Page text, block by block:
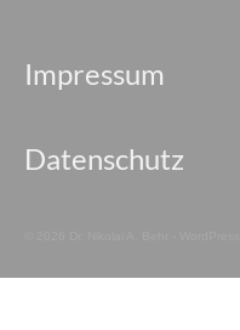
Impressum
Datenschutz